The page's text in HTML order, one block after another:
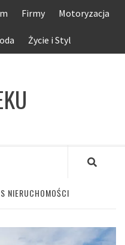
Firmy Motoryzacja
Życie i Styl
NIERUCHOMOŚCI